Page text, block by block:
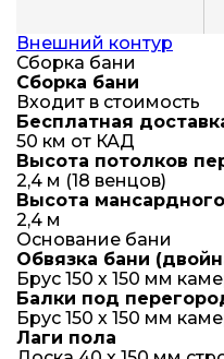
Внешний контур
Сборка бани
Сборка бани
Входит в стоимость
Бесплатная
50 км от КАД
Высота потолков
2,4 м (18 венцов)
Высота
2,4 м
Основание бани
Обвязка бани
Брус 150 х 150 мм
Балки под
Брус 150 х 150 мм
Лаги пола